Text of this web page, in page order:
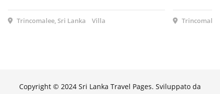
Trincomalee, Sri Lanka Villa
Copyright © 2024 Sri Lanka Travel Pages. Sviluppato da